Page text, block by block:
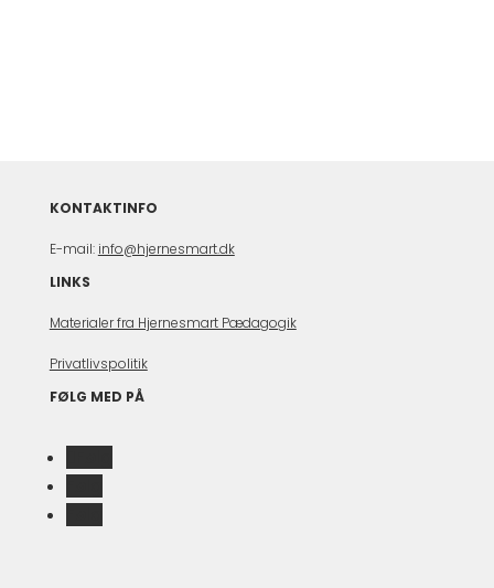
KONTAKTINFO
E-mail: info@hjernesmart.dk
LINKS
Materialer fra Hjernesmart Pædagogik
Privatlivspolitik
FØLG MED PÅ